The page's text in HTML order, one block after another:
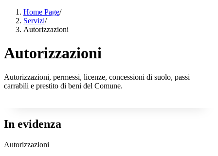
Home Page/
Servizi/
Autorizzazioni
Autorizzazioni
Autorizzazioni, permessi, licenze, concessioni di suolo, passi
carrabili e prestito di beni del Comune.
In evidenza
Autorizzazioni